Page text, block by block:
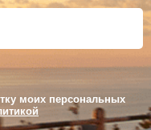
моих персональных